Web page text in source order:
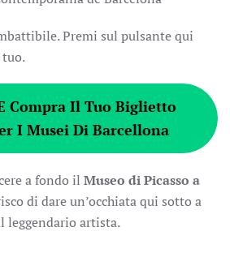
Premi sul pulsante qui
Compra Il Tuo Biglietto
I Musei Di Barcellona
a fondo il Museo di Picasso a
di dare un’occhiata qui sotto a
leggendario artista.